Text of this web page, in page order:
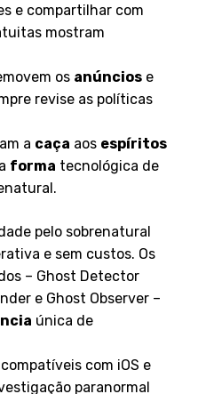
e compartilhar com
mostram
os anúncios e
revise as políticas
a caça aos espíritos
forma tecnológica de
pelo sobrenatural
e sem custos. Os
– Ghost Detector
e Ghost Observer –
única de
com iOS e
paranormal